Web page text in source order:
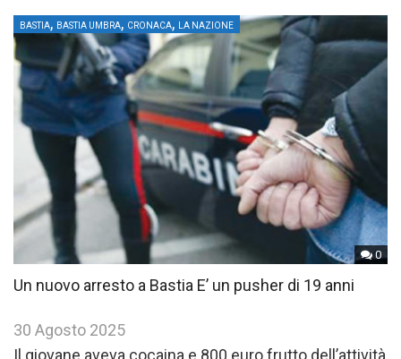
0
BASTIA, BASTIA UMBRA, CRONACA, LA NAZIONE
Un nuovo arresto a Bastia E’ un pusher di 19 anni
30 Agosto 2025
Il giovane aveva cocaina e 800 euro frutto dell’attività